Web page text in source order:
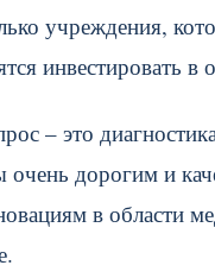
учреждения,
инвестировать
– это
очень дорогим и
в области